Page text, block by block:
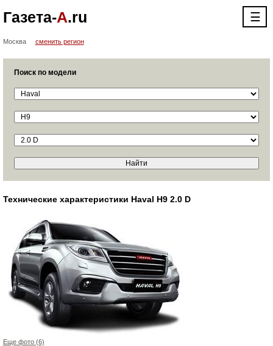
Газета-А.ru ☰
Москва сменить регион
Поиск по модели
Технические характеристики Haval H9 2.0 D
Еще фото (6)